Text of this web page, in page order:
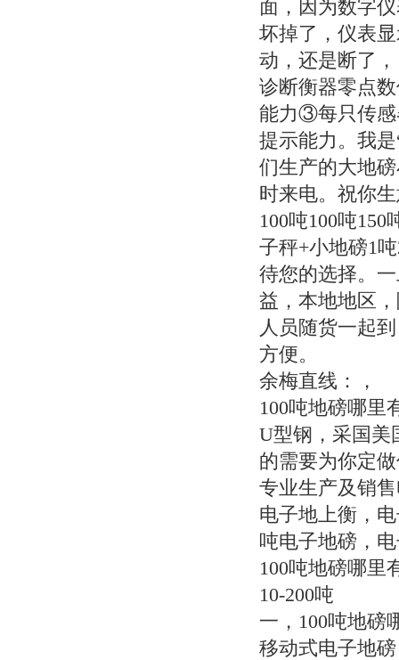
面，因为数字
坏掉了，仪表
动，还是断了
诊断衡器零点
能力③每只传感
提示能力。我
们生产的大地
时来电。祝你
100吨100吨
子秤+小地磅1
待您的选择。
益，本地地区
人员随货一起
方便。
余梅直线：，
100吨地磅哪里
U型钢，采国美
的需要为你定
专业生产及销
电子地上衡，
吨电子地磅，
100吨地磅哪里
10-200吨
一，100吨地磅
移动式电子地